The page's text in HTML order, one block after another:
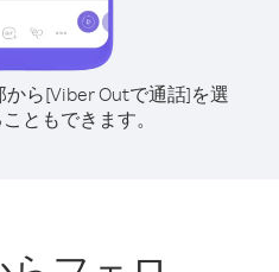
ら[Viber Outで通話]を選
ともできます。